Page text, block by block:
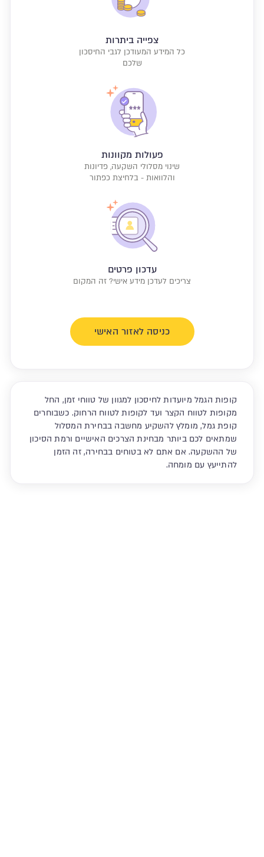
צפייה ביתרות
כל המידע המעודכן לגבי החיסכון
שלכם
פעולות מקוונות
שינוי מסלולי השקעה, פדיונות
והלוואות - בלחיצת כפתור
עדכון פרטים
צריכים לעדכן מידע אישי? זה המקום
כניסה לאזור האישי
קופות הגמל מיועדות לחיסכון למגוון של טווחי זמן, החל
מקופות לטווח הקצר ועד לקופות לטווח הרחוק. כשבוחרים
קופת גמל, מומלץ להשקיע מחשבה בבחירת המסלול
שמתאים לכם ביותר מבחינת הצרכים האישיים ורמת הסיכון
של ההשקעה. אם אתם לא בטוחים בבחירה, זה הזמן
להתייעץ עם מומחה.